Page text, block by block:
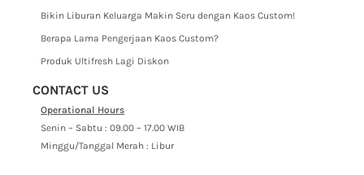
CONTACT US
Bikin Liburan Keluarga Makin Seru dengan Kaos Custom!
Berapa Lama Pengerjaan Kaos Custom?
Produk Ultifresh Lagi Diskon
Operational Hours
Senin – Sabtu : 09.00 – 17.00 WIB
Minggu/Tanggal Merah : Libur